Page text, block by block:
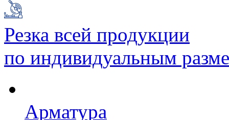
Резка всей продукции
по индивидуальным
Арматура